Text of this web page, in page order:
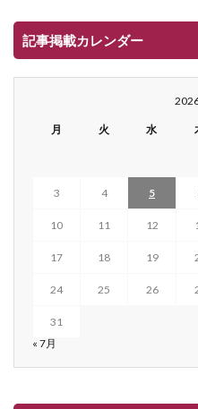
記事掲載カレンダー
月 火 水
3 4 5
10 11 12
17 18 19
24 25 26
31
« 7月